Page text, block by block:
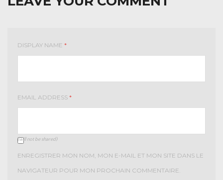
DISPLAY NAME *
EMAIL ADDRESS *
(will not be shared)
ENREGISTRER MON NOM, MON E-MAIL ET MON SITE DANS LE
NAVIGATEUR POUR MON PROCHAIN COMMENTAIRE.